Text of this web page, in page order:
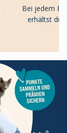
Bei jedem
erhältst du